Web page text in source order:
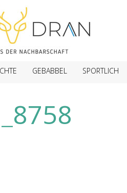
GEBABBEL SPORTLICH